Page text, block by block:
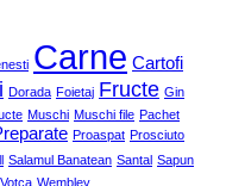
Carne Cartofi
Dorada Foietaj Fructe Gin
Muschi Muschi file Pachet
Proaspat Prosciuto
Salamul Banatean Santal Sapun
Votca Wembley